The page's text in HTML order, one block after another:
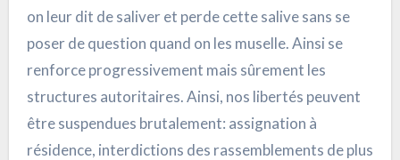
on leur dit de saliver et perde cette salive sans se
poser de question quand on les muselle. Ainsi se
renforce progressivement mais sûrement les
structures autoritaires. Ainsi, nos libertés peuvent
être suspendues brutalement: assignation à
résidence, interdictions des rassemblements de plus